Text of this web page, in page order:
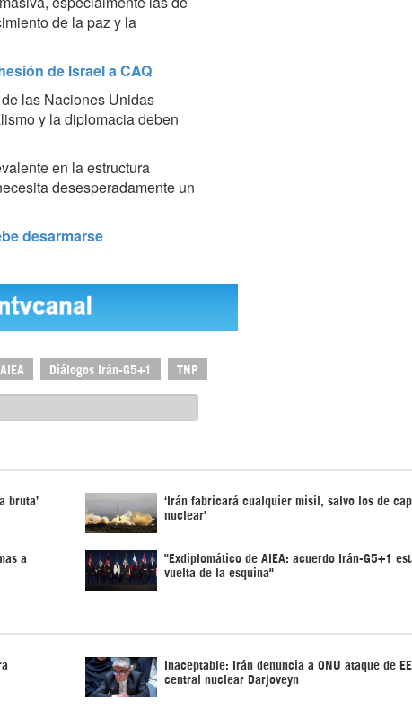
de la paz y la
de Israel a CAQ
las Naciones Unidas
y la diplomacia deben
en la estructura
desesperadamente un
desarmarse
AIEA Diálogos Irán-G5+1 TNP
bruta’ ‘Irán fabricará cualquier misil, salvo los de
nuclear’
a "Exdiplomático de AIEA: acuerdo Irán-G5+1
vuelta de la esquina"
Inaceptable: Irán denuncia a ONU ataque de
central nuclear Darjoveyn